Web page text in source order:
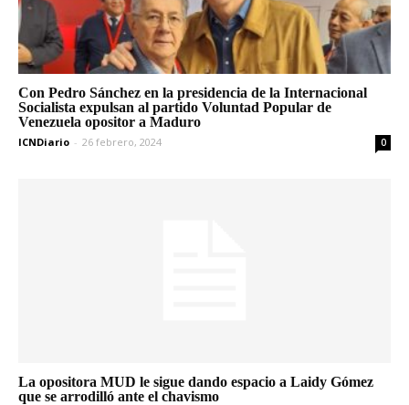
Con Pedro Sánchez en la presidencia de la Internacional
Socialista expulsan al partido Voluntad Popular de
Venezuela opositor a Maduro
ICNDiario - 26 febrero, 2024 0
La opositora MUD le sigue dando espacio a Laidy Gómez
que se arrodilló ante el chavismo